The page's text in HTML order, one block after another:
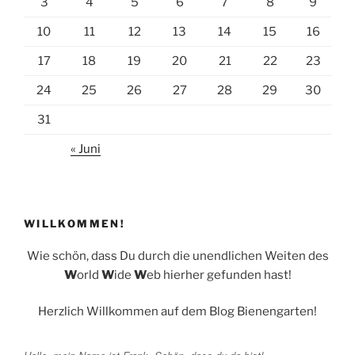
10 11 12 13 14 15 16
17 18 19 20 21 22 23
24 25 26 27 28 29 30
31
« Juni
WILLKOMMEN!
Wie schön, dass Du durch die unendlichen Weiten des
World Wide Web hierher gefunden hast!
Herzlich Willkommen auf dem Blog Bienengarten!